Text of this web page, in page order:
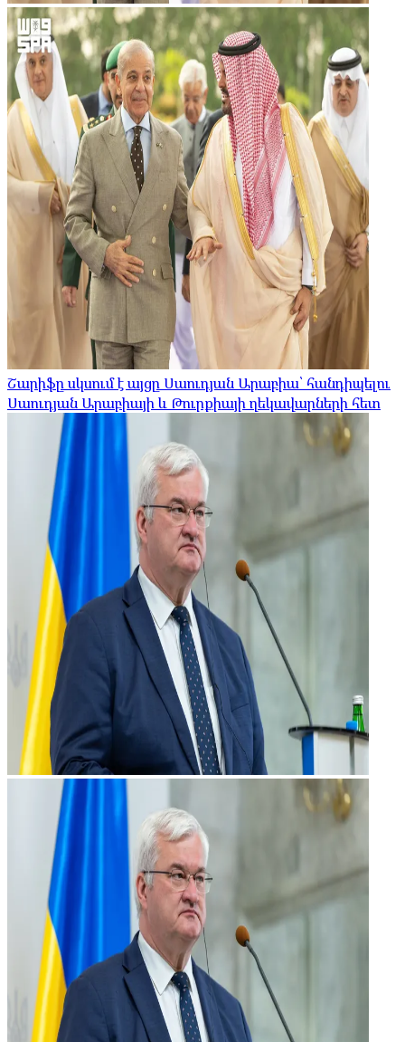
Շարիֆը սկսում է այցը Սաուդյան Արաբիա՝ հանդիպելու
Սաուդյան Արաբիայի և Թուրքիայի ղեկավարների հետ